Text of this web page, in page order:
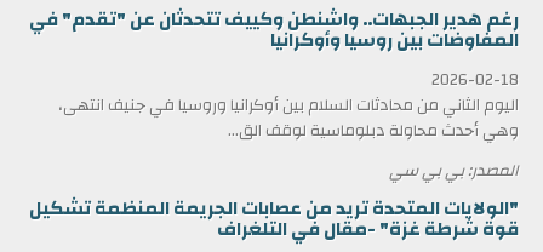
رغم هدير الجبهات.. واشنطن وكييف تتحدثان عن "تقدم" في
المفاوضات بين روسيا وأوكرانيا
2026-02-18
اليوم الثاني من محادثات السلام بين أوكرانيا وروسيا في جنيف انتهى،
وهي أحدث محاولة دبلوماسية لوقف الق...
المصدر: بي بي سي
"الولايات المتحدة تريد من عصابات الجريمة المنظمة تشكيل
قوة شرطة غزة" -مقال في التلغراف